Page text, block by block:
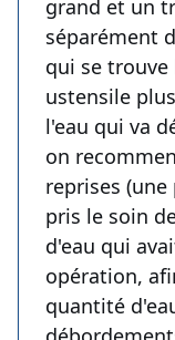
grand et un
séparément
qui se
ustensile
l'eau qui va
on
reprises
pris le soin
d'eau qui
opération,
quantité